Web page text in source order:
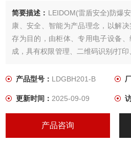
简要描述： LEIDOM(雷盾安全)防爆
康、安全、智能为产品理念，以解
存为目的，由柜体、专用电子设备
成，具有权限管理、二维码识别/打
电子锁驱动、视频监控存储/显示、
产品型号： LDGBH201-B
更新时间：2025-09-09
产品咨询